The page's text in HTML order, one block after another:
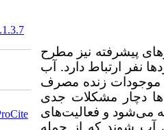
پیشرفته نیز مطرح
نفر ارتباط دارد. آب
موجودات زنده مصرف
دچار مشکلات جدی
می‌شود و فعالیت‌های
آب شوند که از جمله